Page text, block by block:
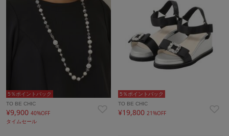
5％ポイントバック
TO BE CHIC
¥9,900 40%OFF
タイムセール
5％ポイントバック
TO BE CHIC
¥19,80021%OFF